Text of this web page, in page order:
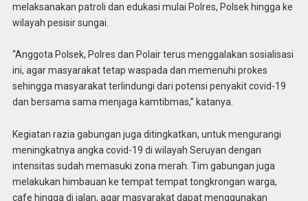
melaksanakan patroli dan edukasi mulai Polres, Polsek hingga ke
wilayah pesisir sungai.
“Anggota Polsek, Polres dan Polair terus menggalakan sosialisasi
ini, agar masyarakat tetap waspada dan memenuhi prokes
sehingga masyarakat terlindungi dari potensi penyakit covid-19
dan bersama sama menjaga kamtibmas,” katanya.
Kegiatan razia gabungan juga ditingkatkan, untuk mengurangi
meningkatnya angka covid-19 di wilayah Seruyan dengan
intensitas sudah memasuki zona merah. Tim gabungan juga
melakukan himbauan ke tempat tempat tongkrongan warga,
cafe hingga di jalan, agar masyarakat dapat menggunakan